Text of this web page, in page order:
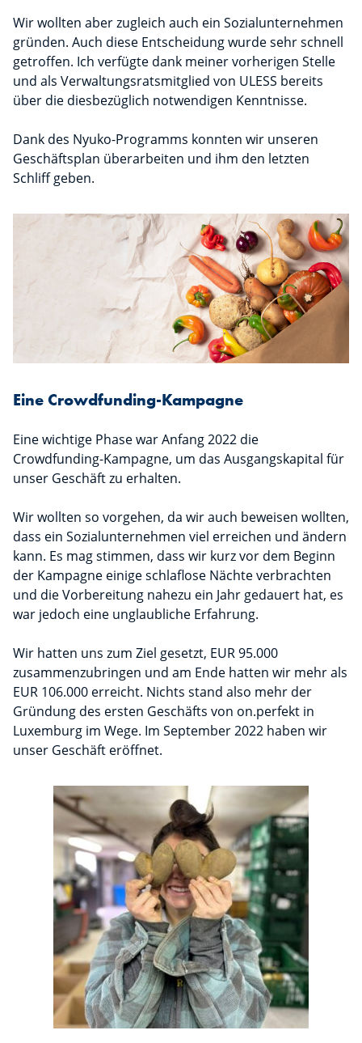
Wir wollten aber zugleich auch ein Sozialunternehmen
gründen. Auch diese Entscheidung wurde sehr schnell
getroffen. Ich verfügte dank meiner vorherigen Stelle
und als Verwaltungsratsmitglied von ULESS bereits
über die diesbezüglich notwendigen Kenntnisse.
Dank des Nyuko-Programms konnten wir unseren
Geschäftsplan überarbeiten und ihm den letzten
Schliff geben.
Eine Crowdfunding-Kampagne
Eine wichtige Phase war Anfang 2022 die
Crowdfunding-Kampagne, um das Ausgangskapital für
unser Geschäft zu erhalten.
Wir wollten so vorgehen, da wir auch beweisen wollten,
dass ein Sozialunternehmen viel erreichen und ändern
kann. Es mag stimmen, dass wir kurz vor dem Beginn
der Kampagne einige schlaflose Nächte verbrachten
und die Vorbereitung nahezu ein Jahr gedauert hat, es
war jedoch eine unglaubliche Erfahrung.
Wir hatten uns zum Ziel gesetzt, EUR 95.000
zusammenzubringen und am Ende hatten wir mehr als
EUR 106.000 erreicht. Nichts stand also mehr der
Gründung des ersten Geschäfts von on.perfekt in
Luxemburg im Wege. Im September 2022 haben wir
unser Geschäft eröffnet.